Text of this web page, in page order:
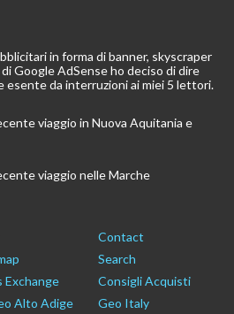
in forma di banner, skyscraper
Google AdSense ho deciso di dire
esente da interruzioni ai miei 5 lettori.
viaggio in Nuova Aquitania e
viaggio nelle Marche
Contact
Search
Exchange
Consigli Acquisti
Alto Adige Geo Italy